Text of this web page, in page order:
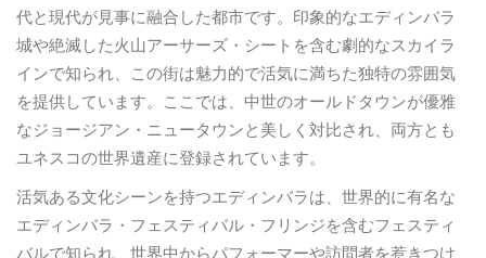
代と現代が見事に融合した都市です。印象的なエディンバラ
城や絶滅した火山アーサーズ・シートを含む劇的なスカイラ
インで知られ、この街は魅力的で活気に満ちた独特の雰囲気
を提供しています。ここでは、中世のオールドタウンが優雅
なジョージアン・ニュータウンと美しく対比され、両方とも
ユネスコの世界遺産に登録されています。
活気ある文化シーンを持つエディンバラは、世界的に有名な
エディンバラ・フェスティバル・フリンジを含むフェスティ
バルで知られ、世界中からパフォーマーや訪問者を惹きつけ